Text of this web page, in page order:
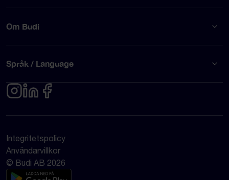
Om Budi
Språk / Language
Integritetspolicy
Användarvillkor
© Budi AB 2026